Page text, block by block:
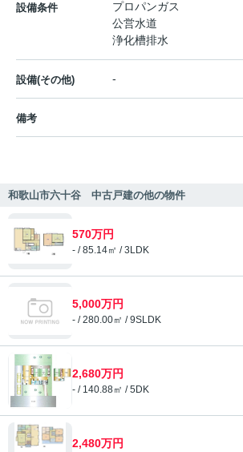
設備条件
プロパンガス
公営水道
浄化槽排水
設備(その他) -
備考
和歌山市六十谷 中古戸建の他の物件
570万円
- / 85.14㎡ / 3LDK
5,000万円
- / 280.00㎡ / 9SLDK
2,680万円
- / 140.88㎡ / 5DK
2,480万円